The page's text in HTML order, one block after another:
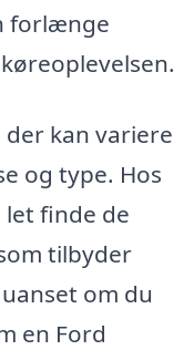
forlænge
kan variere
og type. Hos
let finde de
tilbyder
om du
en Ford